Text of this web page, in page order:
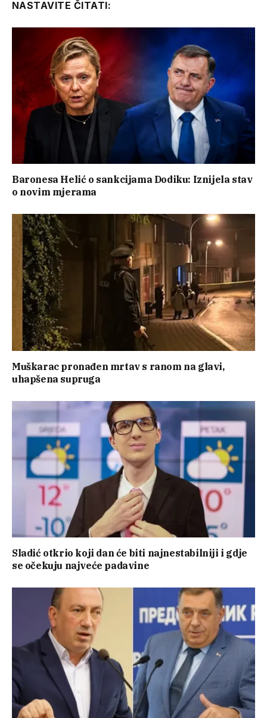
NASTAVITE ČITATI:
Baronesa Helić o sankcijama Dodiku: Iznijela stav
o novim mjerama
Muškarac pronađen mrtav s ranom na glavi,
uhapšena supruga
Sladić otkrio koji dan će biti najnestabilniji i gdje
se očekuju najveće padavine